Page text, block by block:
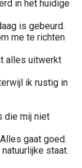
in het huidige
is gebeurd.
me te richten
alles uitwerkt
ik rustig in
die mij niet
gaat goed.
staat.